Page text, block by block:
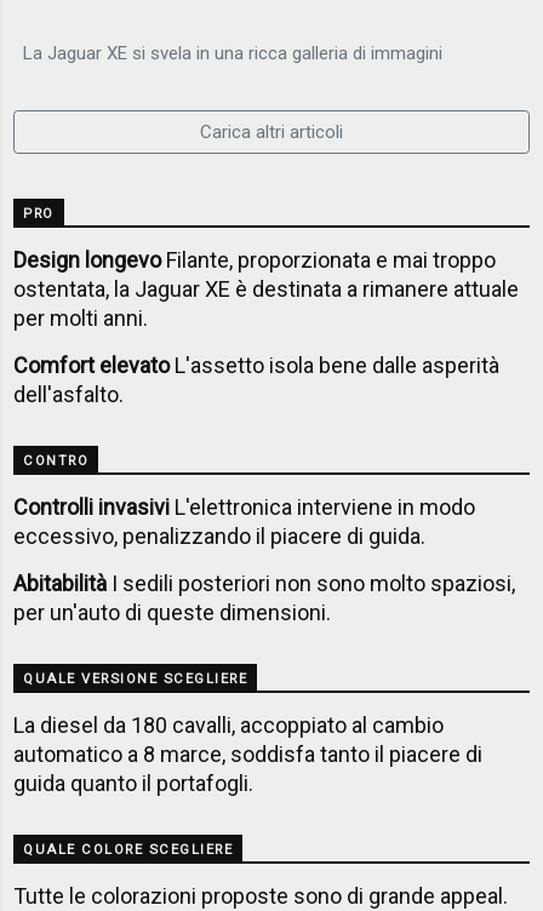
La Jaguar XE si svela in una ricca galleria di immagini
Carica altri articoli
PRO
Design longevoFilante, proporzionata e mai troppo
ostentata, la Jaguar XE è destinata a rimanere attuale
per molti anni.
Comfort elevatoL'assetto isola bene dalle asperità
dell'asfalto.
CONTRO
Controlli invasivi L'elettronica interviene in modo
eccessivo, penalizzando il piacere di guida.
Abitabilità I sedili posteriori non sono molto spaziosi,
per un'auto di queste dimensioni.
QUALE VERSIONE SCEGLIERE
La diesel da 180 cavalli, accoppiato al cambio
automatico a 8 marce, soddisfa tanto il piacere di
guida quanto il portafogli.
QUALE COLORE SCEGLIERE
Tutte le colorazioni proposte sono di grande appeal.